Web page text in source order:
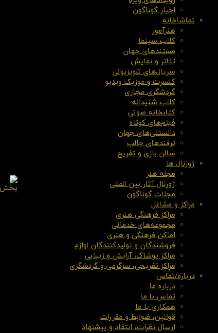
اخبار گوناگون
تماشاخانه
هنرآموز
کلاب سینما
مستندهای جهان
تئاتر و نمایش
سریال‌های تلویزیونی
کنسرت و موزیک ویدیو
گردشگری مجازی
کلاب شنیدانه
کتابخانه صوتی
فیلم‌های کوتاه
دانستنی‌های جهان
ترفندهای جالب
سالن بازی و تفریح
ژورنال ها
مجله هنر
ژورنال آثار بین المللی
مجلات گوناگون
مراکز و مشاغل
مراکز فرهنگی هنری
مجموعه‌های خدماتی
اماکن فرهنگی و هنری
فروشندگان و تولیدکنندگان لوازم
مراکز پوشاک، آرایش و زیبایی
مراکز تفریحی، سرگرمی و گردشگری
درباره/تماس
درباره ما
تماس با ما
همکاری با ما
قوانین، ضوابط و مقررات
ارسال نظرات، انتقاد و پیشنهاد